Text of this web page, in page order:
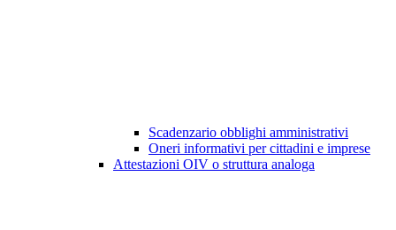
Scadenzario obblighi amministrativi
Oneri informativi per cittadini e imprese
Attestazioni OIV o struttura analoga